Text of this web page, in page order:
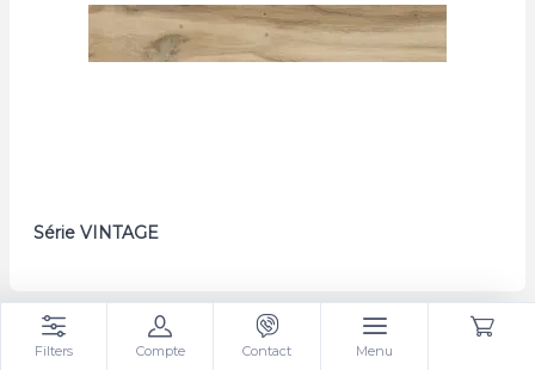
Série VINTAGE
Faience SAVOIA
Filters Compte Contact Menu